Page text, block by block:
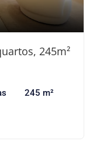
245m²
245 m²